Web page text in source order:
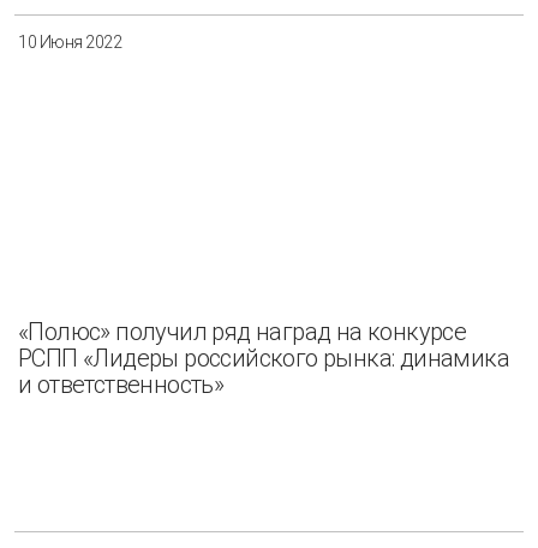
10 Июня 2022
«Полюс» получил ряд наград на конкурсе
РСПП «Лидеры российского рынка: динамика
и ответственность»